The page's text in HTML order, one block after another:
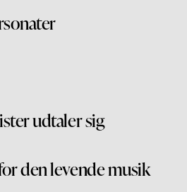
udtaler sig
den levende musik